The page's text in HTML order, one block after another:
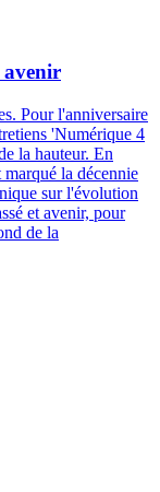
avenir
Pour l'anniversaire
'Numérique 4
la hauteur. En
la décennie
sur l'évolution
et avenir, pour
de la